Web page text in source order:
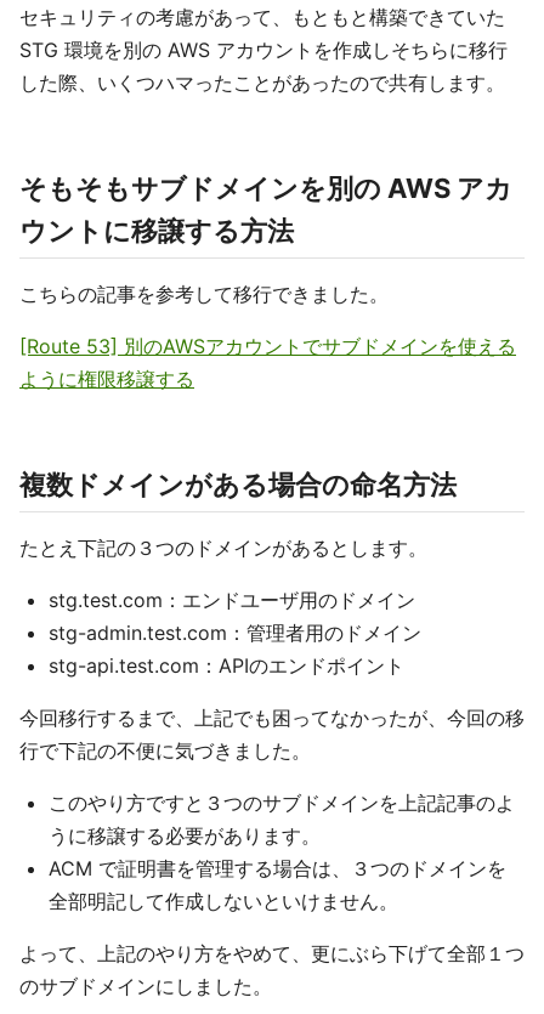
セキュリティの考慮があって、もともと構築できていた
STG 環境を別の AWS アカウントを作成しそちらに移行
した際、いくつハマったことがあったので共有します。
そもそもサブドメインを別の AWS アカ
ウントに移譲する方法
こちらの記事を参考して移行できました。
[Route 53] 別のAWSアカウントでサブドメインを使える
ように権限移譲する
複数ドメインがある場合の命名方法
たとえ下記の３つのドメインがあるとします。
stg.test.com：エンドユーザ用のドメイン
stg-admin.test.com：管理者用のドメイン
stg-api.test.com：APIのエンドポイント
今回移行するまで、上記でも困ってなかったが、今回の移
行で下記の不便に気づきました。
このやり方ですと３つのサブドメインを上記記事のよ
うに移譲する必要があります。
ACM で証明書を管理する場合は、３つのドメインを
全部明記して作成しないといけません。
よって、上記のやり方をやめて、更にぶら下げて全部１つ
のサブドメインにしました。